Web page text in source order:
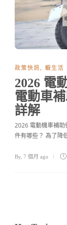
政策快訊, 蝦生活
2026 電
電動車
詳解
2026 電動機車補
件有哪些？ 為了降
By 7 個月 ago